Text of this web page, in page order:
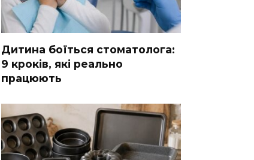
Дитина боїться стоматолога:
9 кроків, які реально
працюють